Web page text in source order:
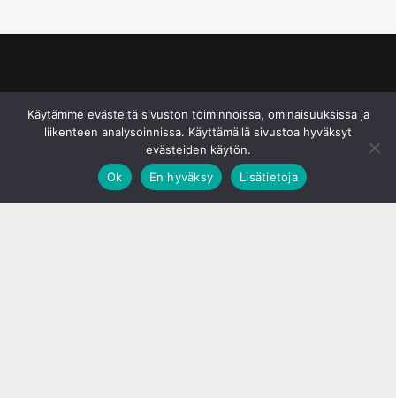
Käytämme evästeitä sivuston toiminnoissa, ominaisuuksissa ja
liikenteen analysoinnissa. Käyttämällä sivustoa hyväksyt
evästeiden käytön.
Ok
En hyväksy Lisätietoja